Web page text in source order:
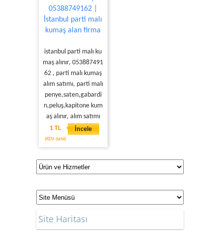
05388749162 |
İstanbul parti malı
kumaş alan firma
istanbul parti malı ku
maş alınır, 053887491
62 , parti malı kumaş
alım satımı, parti malı
penye,saten,gabardi
n,peluş,kapitone kum
aş alınır, alım satımı
1 TL
(KDV dahil)
İncele
Site Haritası